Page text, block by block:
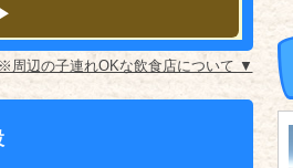
※周辺の子連れOKな飲食店について ▼